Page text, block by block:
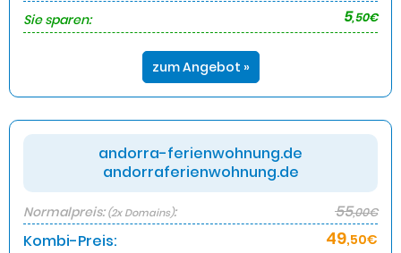
Sie sparen:
5,50€
zum Angebot »
andorra-ferienwohnung.de
andorraferienwohnung.de
Normalpreis:(2x Domains): 55,00€
Kombi-Preis: 49,50€